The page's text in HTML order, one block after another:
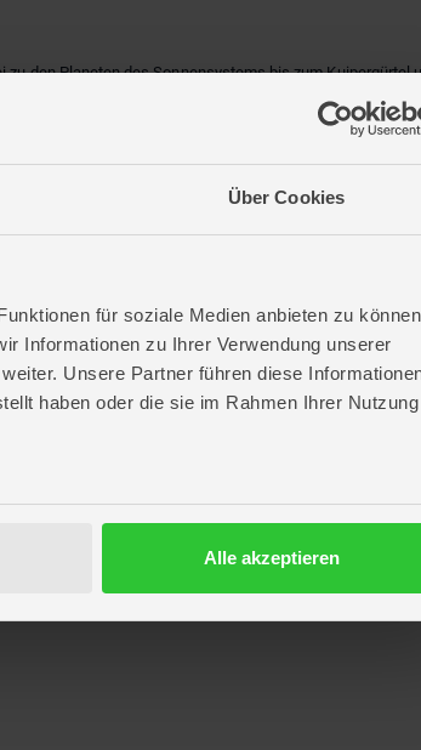
Über Cookies
für soziale Medien anbieten zu können
Informationen zu Ihrer Verwendung unserer
Unsere Partner führen diese
haben oder die sie im Rahmen Ihrer Nutzung
Alle akzeptieren
den Planeten des Sonnensystems bis zum Kuipergürtel
seinem Körper Elemente hat, die aus einer
Illustrationen zeigen beispielsweise Fußspuren auf dem
und Goldschnitt.
für Weltall-Begeisterte und Sternegucker!